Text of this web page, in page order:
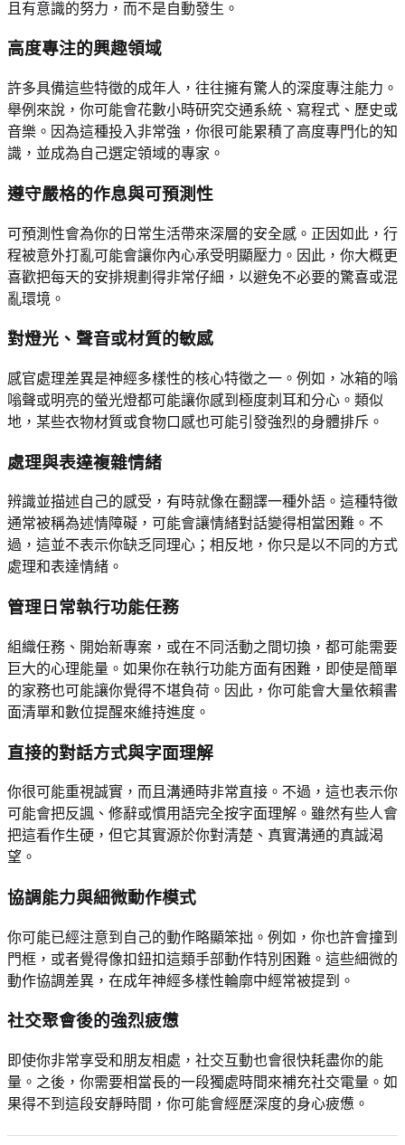
且有意識的努力，而不是自動發生。
高度專注的興趣領域
許多具備這些特徵的成年人，往往擁有驚人的深度專注能力。
舉例來說，你可能會花數小時研究交通系統、寫程式、歷史或
音樂。因為這種投入非常強，你很可能累積了高度專門化的知
識，並成為自己選定領域的專家。
遵守嚴格的作息與可預測性
可預測性會為你的日常生活帶來深層的安全感。正因如此，行
程被意外打亂可能會讓你內心承受明顯壓力。因此，你大概更
喜歡把每天的安排規劃得非常仔細，以避免不必要的驚喜或混
亂環境。
對燈光、聲音或材質的敏感
感官處理差異是神經多樣性的核心特徵之一。例如，冰箱的嗡
嗡聲或明亮的螢光燈都可能讓你感到極度刺耳和分心。類似
地，某些衣物材質或食物口感也可能引發強烈的身體排斥。
處理與表達複雜情緒
辨識並描述自己的感受，有時就像在翻譯一種外語。這種特徵
通常被稱為述情障礙，可能會讓情緒對話變得相當困難。不
過，這並不表示你缺乏同理心；相反地，你只是以不同的方式
處理和表達情緒。
管理日常執行功能任務
組織任務、開始新專案，或在不同活動之間切換，都可能需要
巨大的心理能量。如果你在執行功能方面有困難，即使是簡單
的家務也可能讓你覺得不堪負荷。因此，你可能會大量依賴書
面清單和數位提醒來維持進度。
直接的對話方式與字面理解
你很可能重視誠實，而且溝通時非常直接。不過，這也表示你
可能會把反諷、修辭或慣用語完全按字面理解。雖然有些人會
把這看作生硬，但它其實源於你對清楚、真實溝通的真誠渴
望。
協調能力與細微動作模式
你可能已經注意到自己的動作略顯笨拙。例如，你也許會撞到
門框，或者覺得像扣鈕扣這類手部動作特別困難。這些細微的
動作協調差異，在成年神經多樣性輪廓中經常被提到。
社交聚會後的強烈疲憊
即使你非常享受和朋友相處，社交互動也會很快耗盡你的能
量。之後，你需要相當長的一段獨處時間來補充社交電量。如
果得不到這段安靜時間，你可能會經歷深度的身心疲憊。